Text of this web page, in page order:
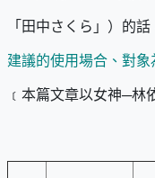
「田中さくら」）的
建議的使用場合、對
﹝本篇文章以女神─林